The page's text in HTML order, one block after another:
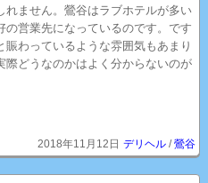
ません。鶯谷はラブホテルが多い
の営業先になっているのです。です
わっているような雰囲気もあまり
際どうなのかはよく分からないのが
2018年11月12日 デリヘル/鶯谷